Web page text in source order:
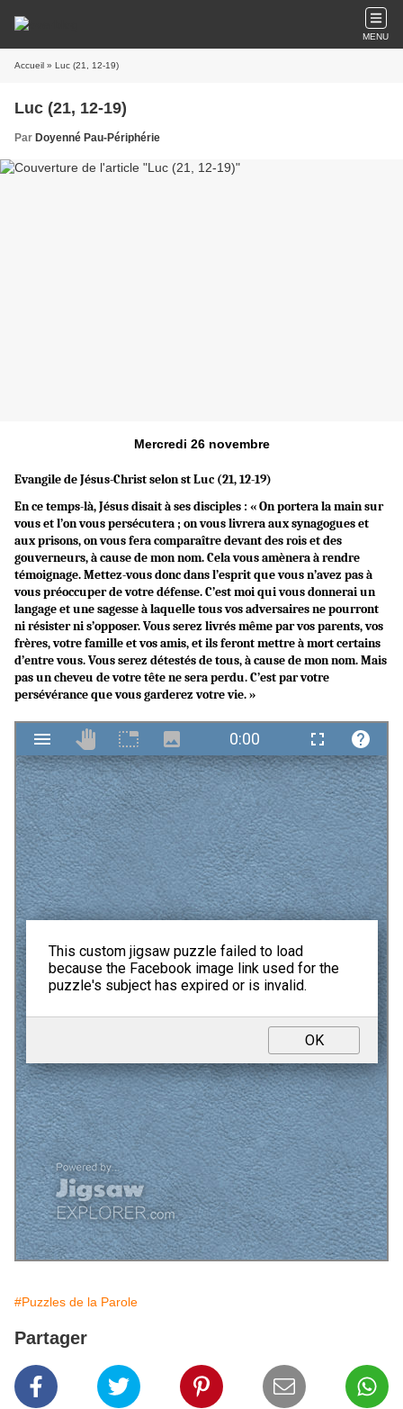
MENU
Accueil » Luc (21, 12-19)
Luc (21, 12-19)
Par Doyenné Pau-Périphérie
Mercredi 26 novembre
Evangile de Jésus-Christ selon st Luc (21, 12-19)
En ce temps-là, Jésus disait à ses disciples : « On portera la main sur
vous et l’on vous persécutera ; on vous livrera aux synagogues et
aux prisons, on vous fera comparaître devant des rois et des
gouverneurs, à cause de mon nom. Cela vous amènera à rendre
témoignage. Mettez-vous donc dans l’esprit que vous n’avez pas à
vous préoccuper de votre défense. C’est moi qui vous donnerai un
langage et une sagesse à laquelle tous vos adversaires ne pourront
ni résister ni s’opposer. Vous serez livrés même par vos parents, vos
frères, votre famille et vos amis, et ils feront mettre à mort certains
d’entre vous. Vous serez détestés de tous, à cause de mon nom. Mais
pas un cheveu de votre tête ne sera perdu. C’est par votre
persévérance que vous garderez votre vie. »
#Puzzles de la Parole
Partager